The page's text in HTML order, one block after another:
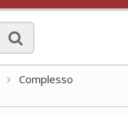
Complesso